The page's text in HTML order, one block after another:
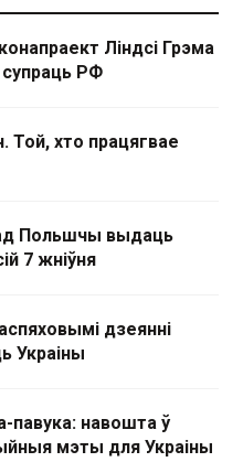
Ліндсі Грэма
РФ
Той, хто працягвае
Польшчы выдаць
7 жніўня
дзеянні
Украіны
павука: навошта ў
мэты для Украіны